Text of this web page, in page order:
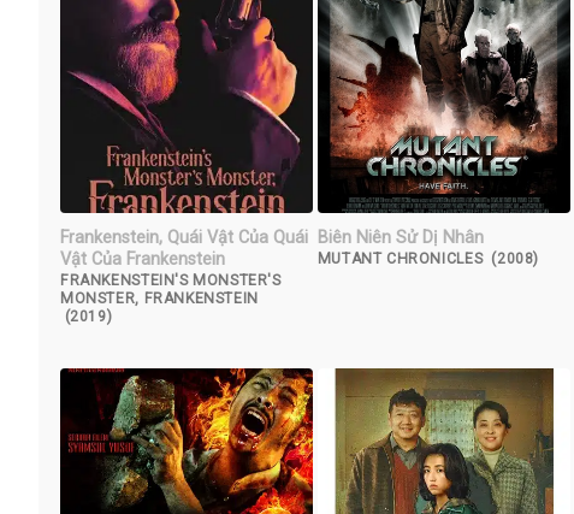
Frankenstein, Quái Vật Của Quái
Vật Của Frankenstein
FRANKENSTEIN'S MONSTER'S
MONSTER, FRANKENSTEIN
(2019)
Biên Niên Sử Dị Nhân
MUTANT CHRONICLES (2008)